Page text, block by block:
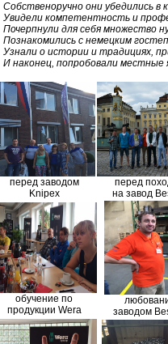
Собственоручно они убедились
Увидели компетентность и
Почерпнули для себя множество
Познакомились с немецким
Узнали о истории и традициях,
И наконец, попробовали местные
перед заводом
Knipex
перед
на завод
обучение по
продукции Wera
заводом